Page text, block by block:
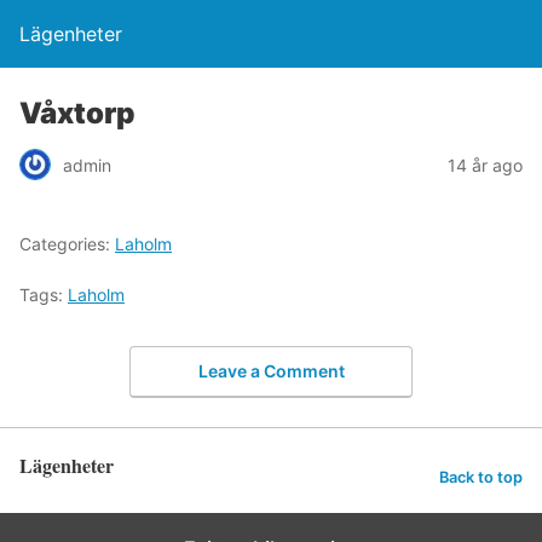
Lägenheter
Våxtorp
admin 14 år ago
Categories: Laholm
Tags: Laholm
Leave a Comment
Lägenheter Back to top